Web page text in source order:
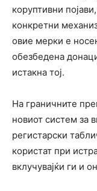
коруптивни
конкретни
овие мерки е
обезбедена
истакна тој.
На граничните
новиот систем за
регистарски
користат при
вклучувајќи ги и